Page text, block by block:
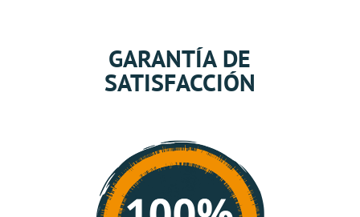
GARANTÍA DE
SATISFACCIÓN